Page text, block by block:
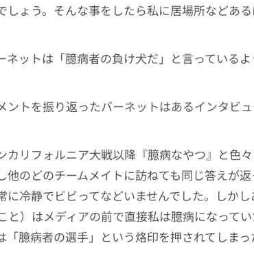
しょう。そんな事をしたら私に居場所などある
ネットは「臆病者の負け犬だ」と言っているよ
ントを振り返ったバーネットはあるインタビュ
カリフォルニア大戦以降『臆病なやつ』と色
他のどのチームメイトに訪ねても同じ答えが
に冷静でビビってなどいませんでした。しか
と）はメディアの前で直接私は臆病になって
「臆病者の選手」という烙印を押されてしまっ